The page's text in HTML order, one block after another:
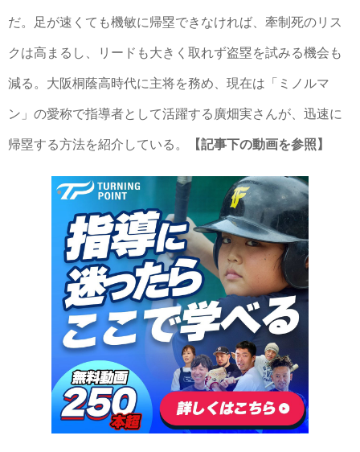
だ。足が速くても機敏に帰塁できなければ、牽制死のリス
クは高まるし、リードも大きく取れず盗塁を試みる機会も
減る。大阪桐蔭高時代に主将を務め、現在は「ミノルマ
ン」の愛称で指導者として活躍する廣畑実さんが、迅速に
帰塁する方法を紹介している。 【記事下の動画を参照】